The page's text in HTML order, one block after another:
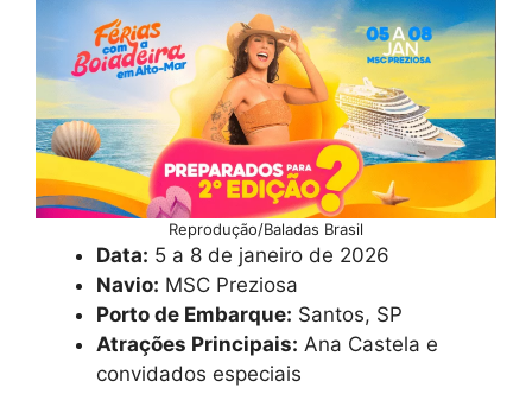
Reprodução/Baladas Brasil
Data: 5 a 8 de janeiro de 2026
Navio: MSC Preziosa
Porto de Embarque: Santos, SP
Atrações Principais: Ana Castela e
convidados especiais